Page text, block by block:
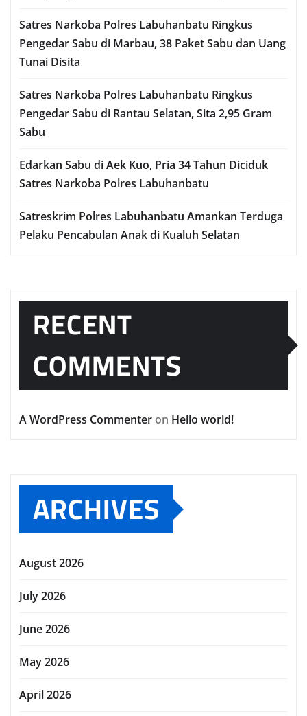
Satres Narkoba Polres Labuhanbatu Ringkus
Pengedar Sabu di Marbau, 38 Paket Sabu dan Uang
Tunai Disita
Satres Narkoba Polres Labuhanbatu Ringkus
Pengedar Sabu di Rantau Selatan, Sita 2,95 Gram
Sabu
Edarkan Sabu di Aek Kuo, Pria 34 Tahun Diciduk
Satres Narkoba Polres Labuhanbatu
Satreskrim Polres Labuhanbatu Amankan Terduga
Pelaku Pencabulan Anak di Kualuh Selatan
RECENT
COMMENTS
A WordPress Commenter on Hello world!
ARCHIVES
August 2026
July 2026
June 2026
May 2026
April 2026